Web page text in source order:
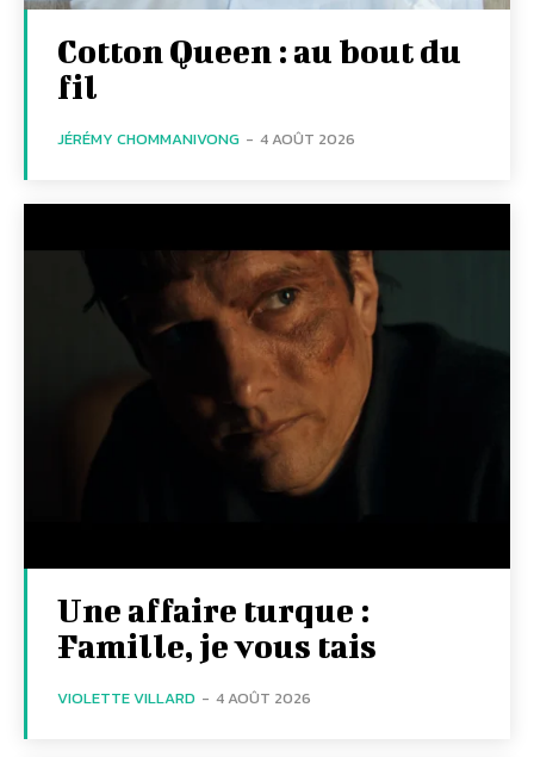
Cotton Queen : au bout du
fil
JÉRÉMY CHOMMANIVONG - 4 AOÛT 2026
Une affaire turque :
Famille, je vous tais
VIOLETTE VILLARD - 4 AOÛT 2026